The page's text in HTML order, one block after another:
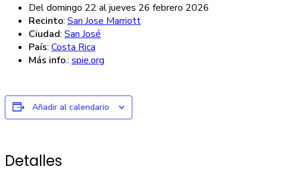
Deldomingo 22 aljueves 26 febrero 2026
Recinto: San Jose Marriott
Ciudad: San José
País: Costa Rica
Más info.: spie.org
Añadir al calendario
Detalles